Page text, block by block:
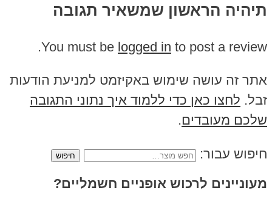
תיהיה הראשון שמשאיר תגובה
You must be logged in to post a review.
אתר זה עושה שימוש באקיזמט למניעת הודעות
זבל. לחצו כאן כדי ללמוד איך נתוני התגובה
שלכם מעובדים.
חיפוש עבור:
מעוניינים לרכוש אופניים חשמליים?